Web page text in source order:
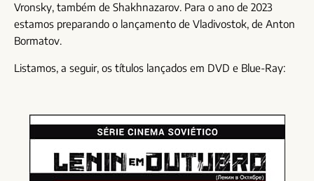
Vronsky, também de Shakhnazarov. Para o ano de 2023
estamos preparando o lançamento de Vladivostok, de Anton
Bormatov.
Listamos, a seguir, os títulos lançados em DVD e Blue-Ray: